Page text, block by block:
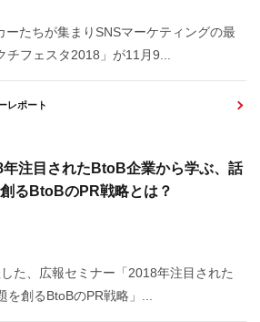
ーたちが集まりSNSマーケティングの最
チフェスタ2018」が11月9...
レポート
年注目されたBtoB企業から学ぶ、話
るBtoBのPR戦略とは？
た、広報セミナー「2018年注目された
を創るBtoBのPR戦略」...